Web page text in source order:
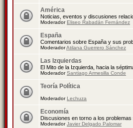
América
Noticias, eventos y discusiones
ModeradorEliseo Rabadán Fernández
España
Comentarios sobre España y sus
ModeradorAtilana Guerrero Sánchez
Las Izquierdas
El Mito de la Izquierda, hacia la
ModeradorSantiago Armesilla Conde
Teoría Política
ModeradorLechuza
Economía
Discusiones en torno a los
ModeradorJavier Delgado Palomar